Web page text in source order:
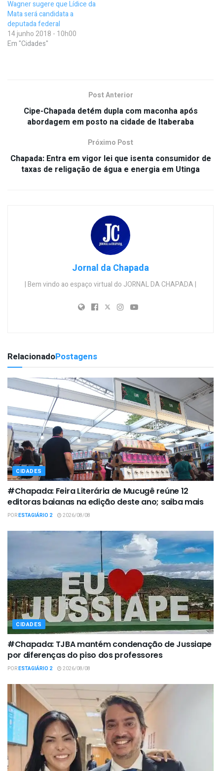
Wagner sugere que Lídice da
Mata será candidata a
deputada federal
14 junho 2018 - 10h00
Em "Cidades"
Post Anterior
Cipe-Chapada detém dupla com maconha após
abordagem em posto na cidade de Itaberaba
Próximo Post
Chapada: Entra em vigor lei que isenta consumidor de
taxas de religação de água e energia em Utinga
Jornal da Chapada
| Bem vindo ao espaço virtual do JORNAL DA CHAPADA |
RelacionadoPostagens
CIDADES
#Chapada: Feira Literária de Mucugê reúne 12
editoras baianas na edição deste ano; saiba mais
PORESTAGIÁRIO 2 2026/08/08
CIDADES
#Chapada: TJBA mantém condenação de Jussiape
por diferenças do piso dos professores
PORESTAGIÁRIO 2 2026/08/08